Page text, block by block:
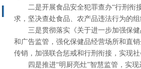
二是开展食品安全犯罪查办“行刑衔
求，坚决查处食品、农产品违法行为的
三是贯彻落实《关于进一步加强保
和广告监管，强化保健品经营场所和直
传销，加强联合惩戒和行刑衔接，实现
四是推进“明厨亮灶”智慧监管，实